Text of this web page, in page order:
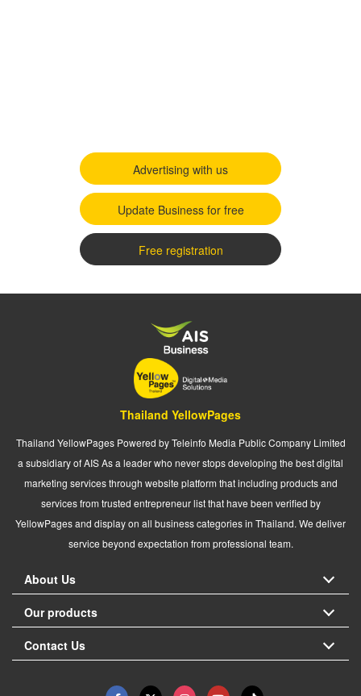
Advertising with us
Update Business for free
Free registration
Thailand YellowPages
Thailand YellowPages Powered by Teleinfo Media Public Company Limited
a subsidiary of AIS As a leader who never stops developing the best digital
marketing services through website platform that including products and
services from trusted entrepreneur list that have been verified by
YellowPages and display on all business categories in Thailand. We deliver
service beyond expectation from professional team.
About Us
Our products
Contact Us